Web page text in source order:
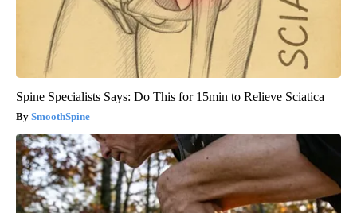
Spine Specialists Says: Do This for 15min to Relieve Sciatica
SmoothSpine